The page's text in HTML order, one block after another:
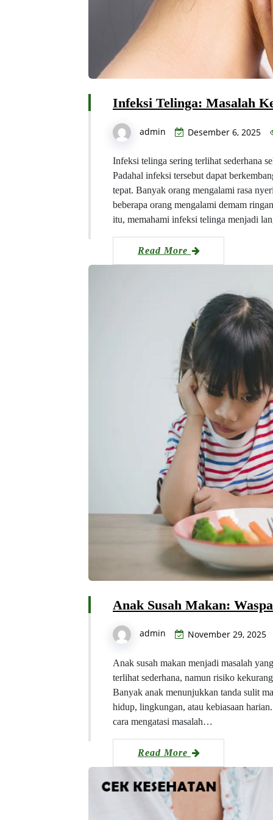
Infeksi Telinga: Masalah
admin Desember 6, 2025
Infeksi telinga sering terlihat sederhana
Padahal infeksi tersebut dapat
tepat. Banyak orang mengalami rasa
beberapa orang mengalami demam
itu, memahami infeksi telinga menjadi
Read More
Anak Susah Makan:
admin November 29, 2025
Anak susah makan menjadi masalah
terlihat sederhana, namun risiko
Banyak anak menunjukkan tanda sulit
hidup, lingkungan, atau kebiasaan
cara mengatasi masalah…
Read More